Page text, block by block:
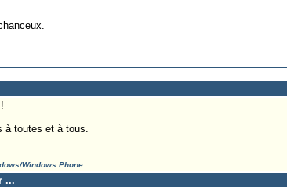
à toutes et à tous.
Windows Phone...
...